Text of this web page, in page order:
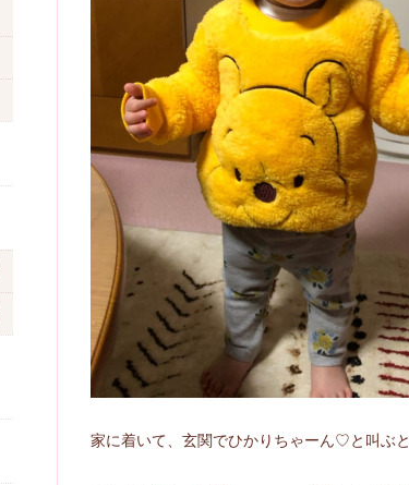
家に着いて、 玄関でひかりちゃーん♡と叫ぶと